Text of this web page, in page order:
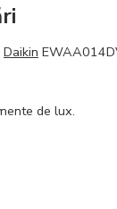
Daikin
de lux.